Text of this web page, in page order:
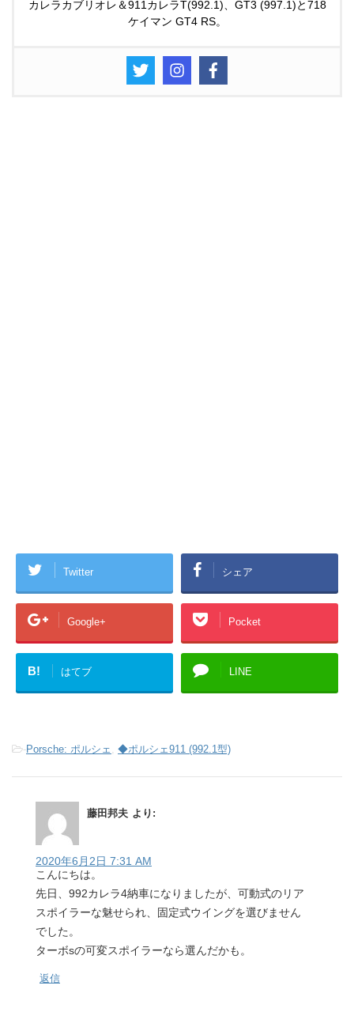
カレラカブリオレ＆911カレラT(992.1)、GT3 (997.1)と718
ケイマン GT4 RS。
Twitter シェア
Google+ Pocket
B! はてブ LINE
-Porsche: ポルシェ ◆ポルシェ911 (992.1型)
藤田邦夫 より:
2020年6月2日 7:31 AM
こんにちは。
先日、992カレラ4納車になりましたが、可動式のリア
スポイラーな魅せられ、固定式ウイングを選びません
でした。
ターボsの可変スポイラーなら選んだかも。
返信